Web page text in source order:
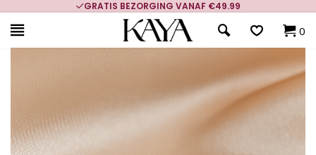
GRATIS BEZORGING VANAF €49.99
0